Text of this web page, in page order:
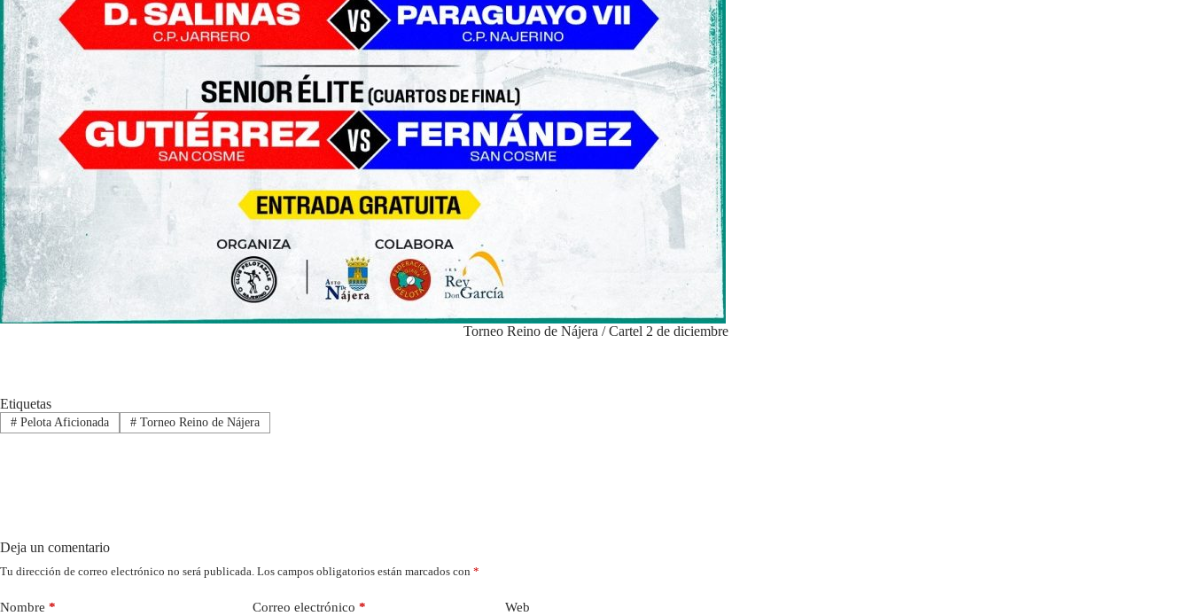
Torneo Reino de Nájera / Cartel 2 de diciembre
Etiquetas
#Pelota Aficionada #Torneo Reino de Nájera
Deja un comentario
Tu dirección de correo electrónico no será publicada. Los campos obligatorios están marcados con *
Nombre * Correo electrónico * Web